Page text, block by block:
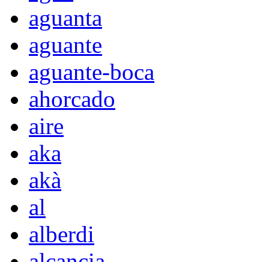
aguanta
aguante
aguante-boca
ahorcado
aire
aka
akà
al
alberdi